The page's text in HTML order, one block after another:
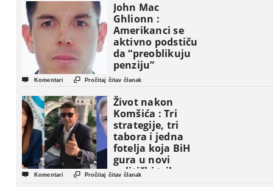
John Mac
Ghlionn :
Amerikanci se
aktivno podstiču
da “preoblikuju
penziju”
 Komentari  Pročitaj čitav članak
Život nakon
Komšića : Tri
strategije, tri
tabora i jedna
fotelja koja BiH
gura u novi
politički triler
 Komentari  Pročitaj čitav članak